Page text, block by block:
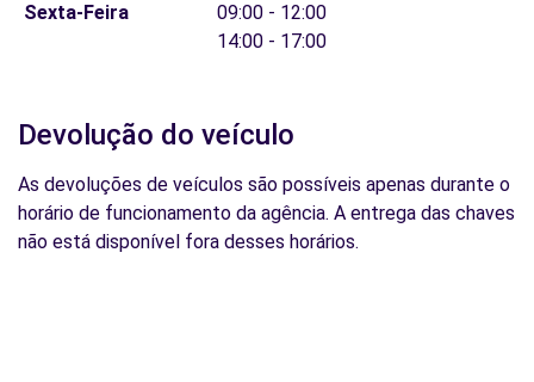
Sexta-Feira
09:00 - 12:00
14:00 - 17:00
Devolução do veículo
As devoluções de veículos são possíveis apenas durante o
horário de funcionamento da agência. A entrega das chaves
não está disponível fora desses horários.